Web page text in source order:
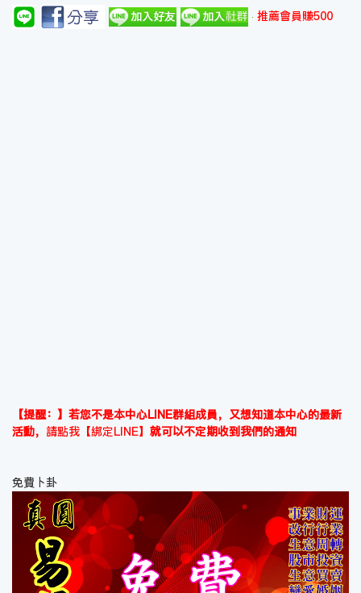
推薦會員賺500
【提醒：】若您不是本中心LINE群組成員，又想知道本中心的最新
活動， 請點我【綁定LINE】 就可以不定期收到我們的通知
免費卜卦